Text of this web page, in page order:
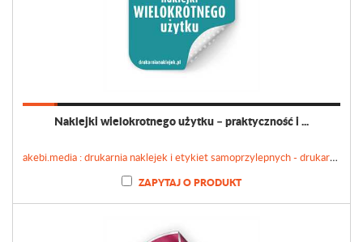
Naklejki wielokrotnego użytku – praktyczność i ...
akebi.media : drukarnia naklejek i etykiet samoprzylepnych - drukarnianaklejek.pl
ZAPYTAJ O PRODUKT